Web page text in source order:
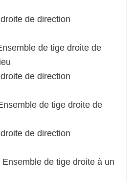
de direction
de tige droite de
de direction
de tige droite de
de direction
de tige droite à un